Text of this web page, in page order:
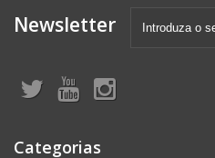
Newsletter
Categorias